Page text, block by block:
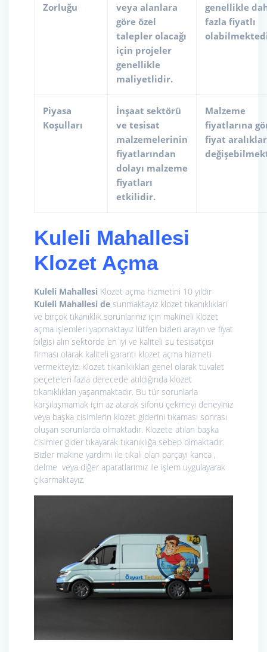
Zorluğu
veya alanlara
göre özel
talepler olacağı
için projeler
genellikle
maliyetlidir.
genellikle
fazla fiyatlı
Piyasa
Koşulları
İnşaat sektörü
ve tesisat
malzemelerinin
fiyatlarından
dolayı malzeme
fiyatları
etkilidir.
Malzeme
fiyatlarına
fiyat
Kuleli Mahallesi
Klozet Açma
Kuleli Mahallesi Klozet açma hizmetini 10 yıldır
Kuleli Mahallesi de sunmaktayız klozet tıkanıklıkları
ve birçok tıkanıklık sorunlarınız için makineli klozet
açma işlemleri yapmaktayız lütfen bizleri arayın ve fiyat
bilgisi alın sektörde en iyi ve kaliteli su tesisatçısı
firması olarak kaliteli garanti klozet açma hizmeti
vermekteyiz. Klozet tıkanıklıkları genel olarak tuvalet
peçeteleri fazla derecede atıldığında klozet
tıkanıklıkları yaşanmaktadır. Bu tür sorunlarla
karşılaşmamak için az atarak sifonu çekmeyi deneyiniz
veya başka cisimlerin klozet giderini tıkaması sonrası
oluşan sorunlarda olmaktadır. Klozete atılan başka
cisimler gider tıkayarak tıkanıklığa sebep olmaktadır.
Bizler makine yardımı ile tıkalı olan parçayı kanca ,
delme veya diğer aparatlarımız ile işlem uygulayarak
çıkarmaktayız.